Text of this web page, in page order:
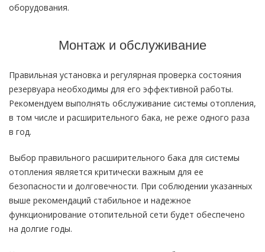
оборудования.
Монтаж и обслуживание
Правильная установка и регулярная проверка состояния
резервуара необходимы для его эффективной работы.
Рекомендуем выполнять обслуживание системы отопления,
в том числе и расширительного бака, не реже одного раза
в год.
Выбор правильного расширительного бака для системы
отопления является критически важным для ее
безопасности и долговечности. При соблюдении указанных
выше рекомендаций стабильное и надежное
функционирование отопительной сети будет обеспечено
на долгие годы.